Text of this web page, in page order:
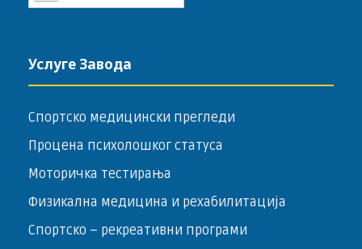
Услуге Завода
Спортско медицински прегледи
Процена психолошког статуса
Моторичка тестирања
Физикална медицина и рехабилитација
Спортско – ­рекреативни програми